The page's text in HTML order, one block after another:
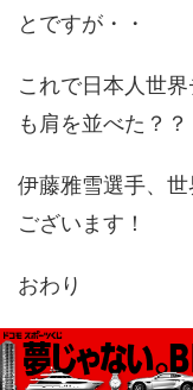
とですが・・
これで日本人世
も肩を並べた？？
伊藤雅雪選手、
ございます！
おわり